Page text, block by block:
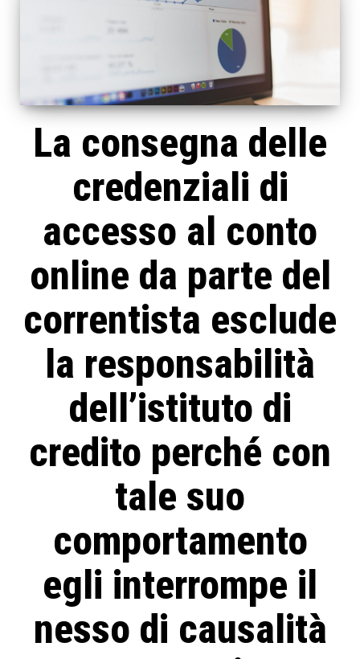
La consegna delle
credenziali di
accesso al conto
online da parte del
correntista esclude
la responsabilità
dell’istituto di
credito perché con
tale suo
comportamento
egli interrompe il
nesso di causalità